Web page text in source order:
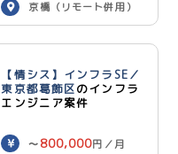
京橋（リモート併用）
【情シス】インフラSE／
東京都葛飾区のインフラ
エンジニア案件
〜 800,000円／月